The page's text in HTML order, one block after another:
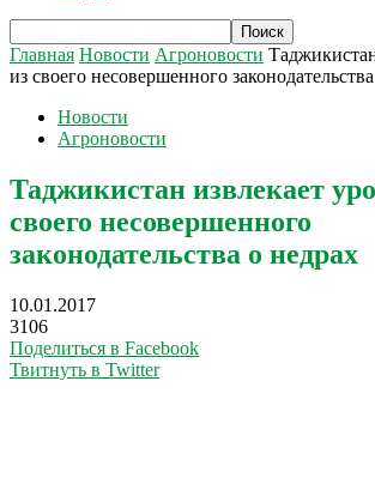
Главная Новости Агроновости
из своего несовершенного
Новости
Агроновости
Таджикистан извлекает
своего несовершенного
законодательства о недрах
10.01.2017
3106
Поделиться в Facebook
Твитнуть в Twitter